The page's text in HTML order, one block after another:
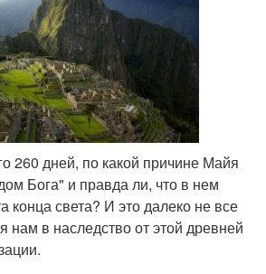
260 дней, по какой причине Майя
Бога" и правда ли, что в нем
конца света? И это далеко не все
нам в наследство от этой древней